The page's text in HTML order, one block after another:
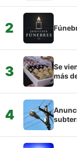
2
3
Se
más
4